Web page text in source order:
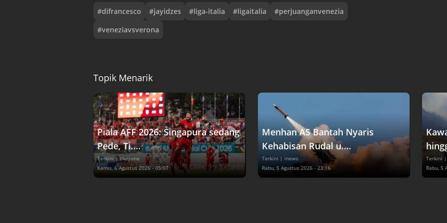
#difrancesco #jayidzes #liga-italia #ligaitalia #perjuanganvenezia
#veneziavsverona
Topik Menarik
Piala AFF 2026: Singapura sedang
Pede, Ti....
Terkini | okezone
Kamis, 6 Agustus 2026 - 05:07
Menhan AS Bantah Nyaris
Kehabisan Rudal u....
Terkini | inews
Rabu, 5 Agustus 2026 - 23:16
Terkini
Rabu, 5